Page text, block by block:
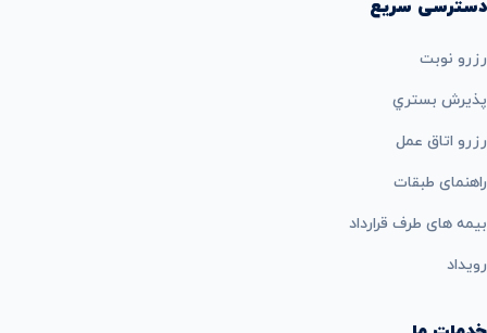
دسترسی سریع
رزرو نوبت
پذيرش بستري
رزرو اتاق عمل
راهنمای طبقات
بيمه های طرف قرارداد
رویداد